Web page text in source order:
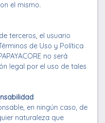
el mismo.
terceros, el usuario
de Uso y Política
no será
legal por el uso de tales
en ningún caso, de
naturaleza que